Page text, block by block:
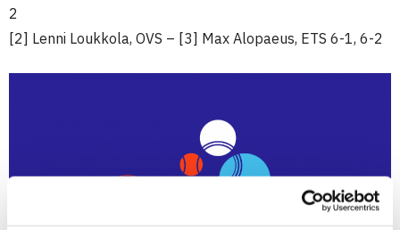
2
[2] Lenni Loukkola, OVS – [3] Max Alopaeus, ETS 6-1, 6-2